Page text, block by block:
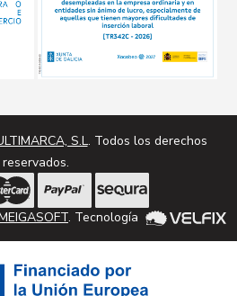
S.L. Todos los derechos
reservados.
. Tecnología